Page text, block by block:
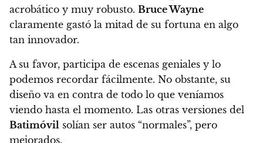
acrobático y muy robusto. Bruce Wayne
claramente gastó la mitad de su fortuna en algo
tan innovador.
A su favor, participa de escenas geniales y lo
podemos recordar fácilmente. No obstante, su
diseño va en contra de todo lo que veníamos
viendo hasta el momento. Las otras versiones del
Batimóvil solían ser autos “normales”, pero
mejorados.